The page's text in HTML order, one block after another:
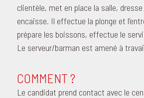
clientèle, met en place la salle,
encaisse. Il effectue la plonge et
prépare les boissons, effectue le
Le serveur/barman est amené à
COMMENT ?
Le candidat prend contact avec le